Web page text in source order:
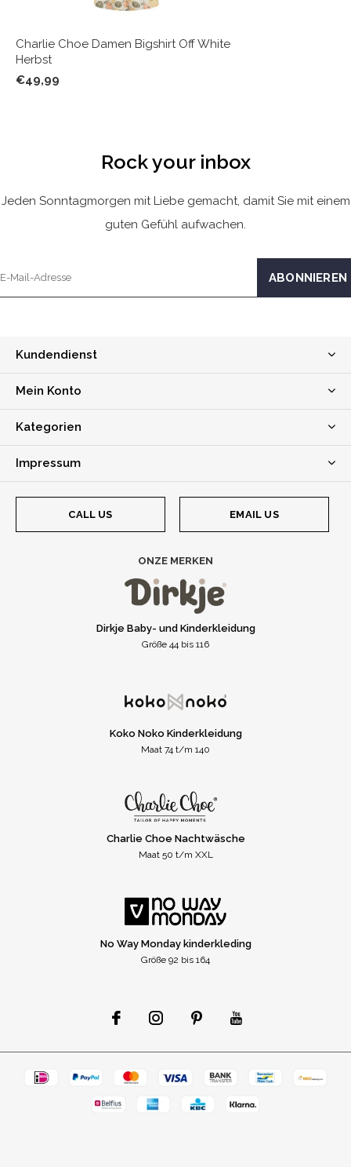
Charlie Choe Damen Bigshirt Off White
Herbst
€49,99
Rock your inbox
Jeden Sonntagmorgen mit Liebe gemacht, damit Sie mit einem
guten Gefühl aufwachen.
Kundendienst
Mein Konto
Kategorien
Impressum
CALL US EMAIL US
ONZE MERKEN
Dirkje Baby- und Kinderkleidung
Größe 44 bis 116
Koko Noko Kinderkleidung
Maat 74 t/m 140
Charlie Choe Nachtwäsche
Maat 50 t/m XXL
No Way Monday kinderkleding
Größe 92 bis 164